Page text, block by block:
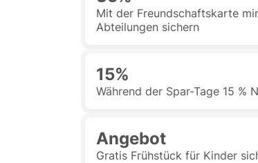
Mit der Freundschaftskarte
Abteilungen sichern
15%
Während der Spar-Tage 15 %
Angebot
Gratis Frühstück für Kinder